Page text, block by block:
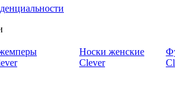
Носки женские
Clever